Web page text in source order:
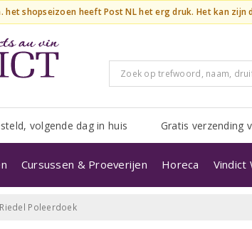
het shopseizoen heeft Post NL het erg druk. Het kan
volgende dag in huis Gratis verzending
Cursussen & Proeverijen Horeca Vindict
Riedel Poleerdoek